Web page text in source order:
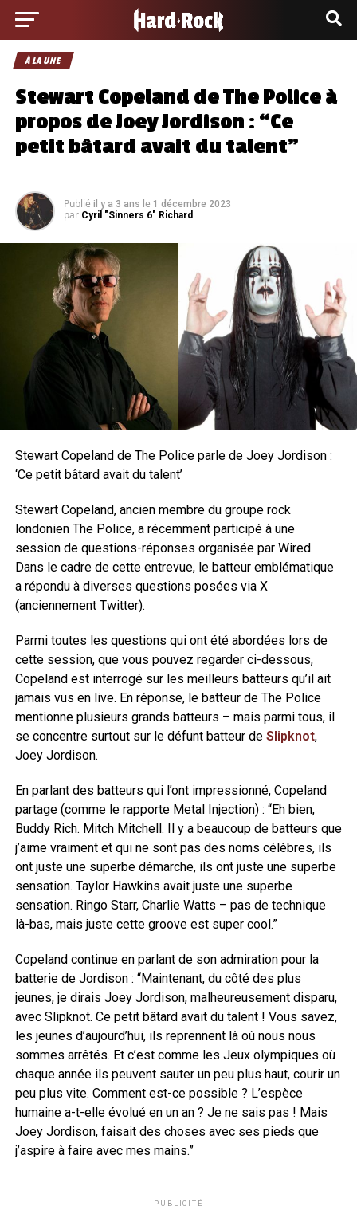
À LA UNE
Stewart Copeland de The Police à
propos de Joey Jordison : “Ce
petit bâtard avait du talent”
Publié il y a 3 ans le 1 décembre 2023
par Cyril "Sinners 6" Richard
Stewart Copeland de The Police parle de Joey Jordison :
‘Ce petit bâtard avait du talent’
Stewart Copeland, ancien membre du groupe rock
londonien The Police, a récemment participé à une
session de questions-réponses organisée par Wired.
Dans le cadre de cette entrevue, le batteur emblématique
a répondu à diverses questions posées via X
(anciennement Twitter).
Parmi toutes les questions qui ont été abordées lors de
cette session, que vous pouvez regarder ci-dessous,
Copeland est interrogé sur les meilleurs batteurs qu’il ait
jamais vus en live. En réponse, le batteur de The Police
mentionne plusieurs grands batteurs – mais parmi tous, il
se concentre surtout sur le défunt batteur de Slipknot,
Joey Jordison.
En parlant des batteurs qui l’ont impressionné, Copeland
partage (comme le rapporte Metal Injection) : “Eh bien,
Buddy Rich. Mitch Mitchell. Il y a beaucoup de batteurs que
j’aime vraiment et qui ne sont pas des noms célèbres, ils
ont juste une superbe démarche, ils ont juste une superbe
sensation. Taylor Hawkins avait juste une superbe
sensation. Ringo Starr, Charlie Watts – pas de technique
là-bas, mais juste cette groove est super cool.”
Copeland continue en parlant de son admiration pour la
batterie de Jordison : “Maintenant, du côté des plus
jeunes, je dirais Joey Jordison, malheureusement disparu,
avec Slipknot. Ce petit bâtard avait du talent ! Vous savez,
les jeunes d’aujourd’hui, ils reprennent là où nous nous
sommes arrêtés. Et c’est comme les Jeux olympiques où
chaque année ils peuvent sauter un peu plus haut, courir un
peu plus vite. Comment est-ce possible ? L’espèce
humaine a-t-elle évolué en un an ? Je ne sais pas ! Mais
Joey Jordison, faisait des choses avec ses pieds que
j’aspire à faire avec mes mains.”
PUBLICITÉ